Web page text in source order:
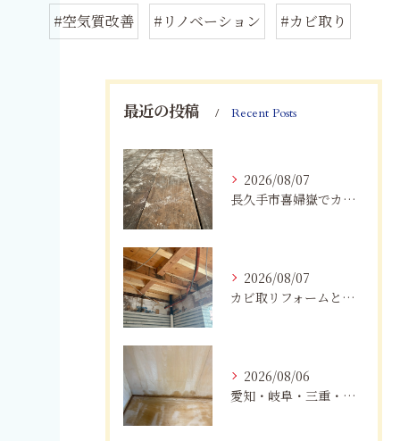
#空気質改善 #リノベーション #カビ取り
最近の投稿 Recent Posts
2026/08/07
長久手市喜婦嶽でカビに悩んだら｜住宅の湿気対策とプロによる解決方法
2026/08/07
カビ取リフォームと専門業者を比較！根本解決を選ぶポイント
2026/08/06
愛知・岐阜・三重・静岡の公営住宅で発生するカビ対策｜原因・健康被害・効果的な予防方法を徹底解説